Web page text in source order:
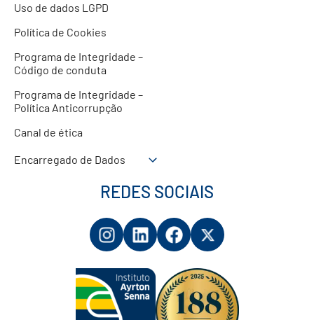
Uso de dados LGPD
Política de Cookies
Programa de Integridade –
Código de conduta
Programa de Integridade –
Política Anticorrupção
Canal de ética
Encarregado de Dados
REDES SOCIAIS